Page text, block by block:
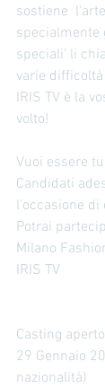
sostiene
specialmente
speciali’ li
varie
IRIS TV è la
volto!
Vuoi essere
Candidati
l’occasione
Potrai
Milano
IRIS TV
Casting
29 Gennaio
nazionalità)